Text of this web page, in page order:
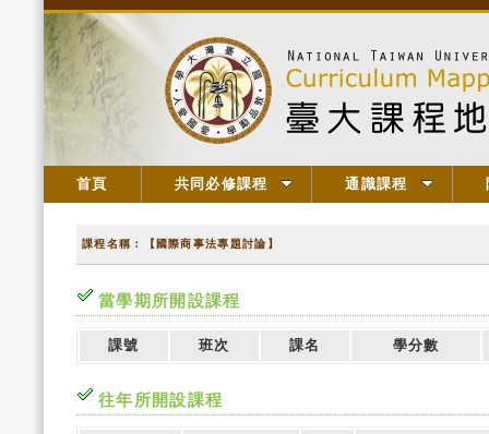
首頁 共同必修課程 通識課程
課程名稱：【國際商事法專題討論】
當學期所開設課程
課號 班次 課名 學分數
往年所開設課程